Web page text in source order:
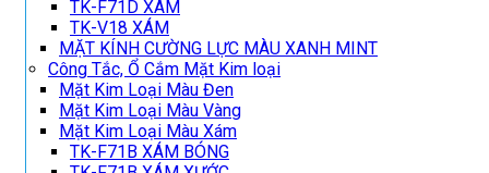
TK-F71D XÁM
TK-V18 XÁM
MẶT KÍNH CƯỜNG LỰC MÀU XANH MINT
Công Tắc, Ổ Cắm Mặt Kim loại
Mặt Kim Loại Màu Đen
Mặt Kim Loại Màu Vàng
Mặt Kim Loại Màu Xám
TK-F71B XÁM BÓNG